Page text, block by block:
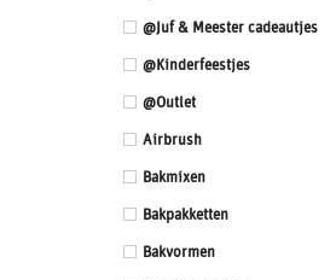
@Juf & Meester cadeautjes
@Kinderfeestjes
@Outlet
Airbrush
Bakmixen
Bakpakketten
Bakvormen